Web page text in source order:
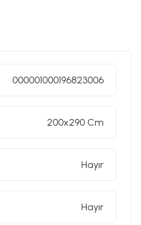
000001000196823006
200x290 Cm
Hayır
Hayır